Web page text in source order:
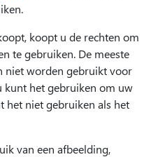
koopt u de rechten om
te gebruiken. De meeste
niet worden gebruikt voor
kunt het gebruiken om uw
het niet gebruiken als het
van een afbeelding,